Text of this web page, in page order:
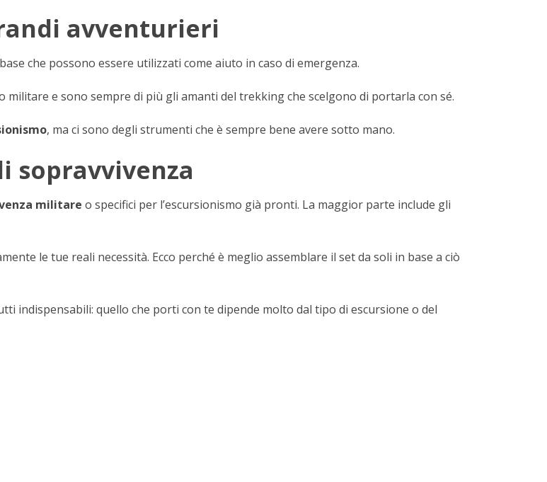
avventurieri
che possono essere utilizzati come aiuto in caso di emergenza.
e sono sempre di più gli amanti del trekking che scelgono di portarla con sé.
, ma ci sono degli strumenti che è sempre bene avere sotto mano.
sopravvivenza
militare o specifici per l’escursionismo già pronti. La maggior parte include gli
le tue reali necessità. Ecco perché è meglio assemblare il set da soli in base a ciò
indispensabili: quello che porti con te dipende molto dal tipo di escursione o del